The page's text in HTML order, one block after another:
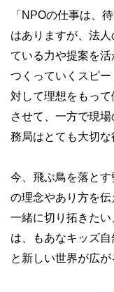
「NPOの仕事は、
はありますが、法
ている力や提案を
つくっていくスピ
対して理想をもっ
させて、一方で現
務局はとても大切な
今、飛ぶ鳥を落とす
の理念やあり方を
一緒に切り拓きた
は、もあなキッズ
と新しい世界が広が